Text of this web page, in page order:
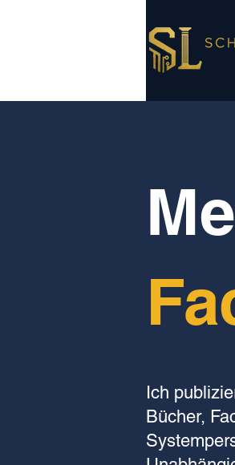
Ich
Bücher,